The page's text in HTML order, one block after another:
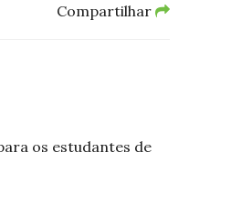
Compartilhar
os estudantes de